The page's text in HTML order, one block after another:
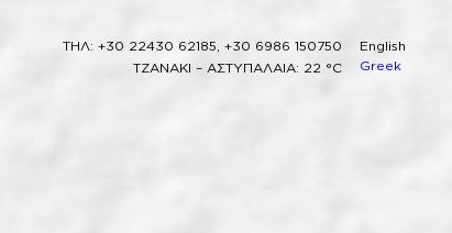
ΤΗΛ: +30 22430 62185, +30 6986 150750
English
Greek
ΤΖΑΝΑΚΙ – ΑΣΤΥΠΑΛΑΙΑ: 22 °C